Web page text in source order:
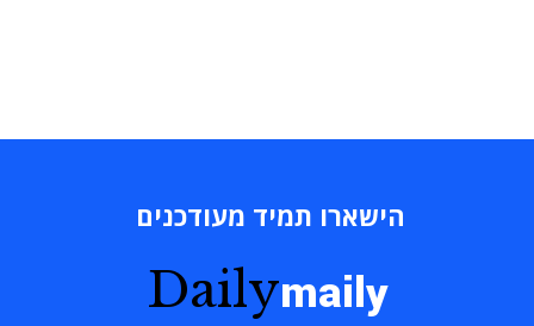
הישארו תמיד מעודכנים
Dailymaily